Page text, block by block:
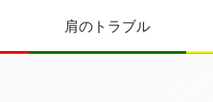
肩のトラブル